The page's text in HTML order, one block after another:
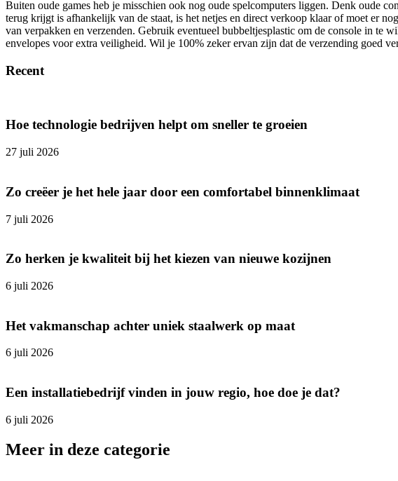
Buiten oude games heb je misschien ook nog oude spelcomputers liggen. Denk oude
terug krijgt is afhankelijk van de staat, is het netjes en direct verkoop klaar of moet er
van verpakken en verzenden. Gebruik eventueel bubbeltjesplastic om de console in te
envelopes voor extra veiligheid. Wil je 100% zeker ervan zijn dat de verzending goed
Recent
Hoe technologie bedrijven helpt om sneller te groeien
27 juli 2026
Zo creëer je het hele jaar door een comfortabel binnenklimaat
7 juli 2026
Zo herken je kwaliteit bij het kiezen van nieuwe kozijnen
6 juli 2026
Het vakmanschap achter uniek staalwerk op maat
6 juli 2026
Een installatiebedrijf vinden in jouw regio, hoe doe je dat?
6 juli 2026
Meer in deze categorie